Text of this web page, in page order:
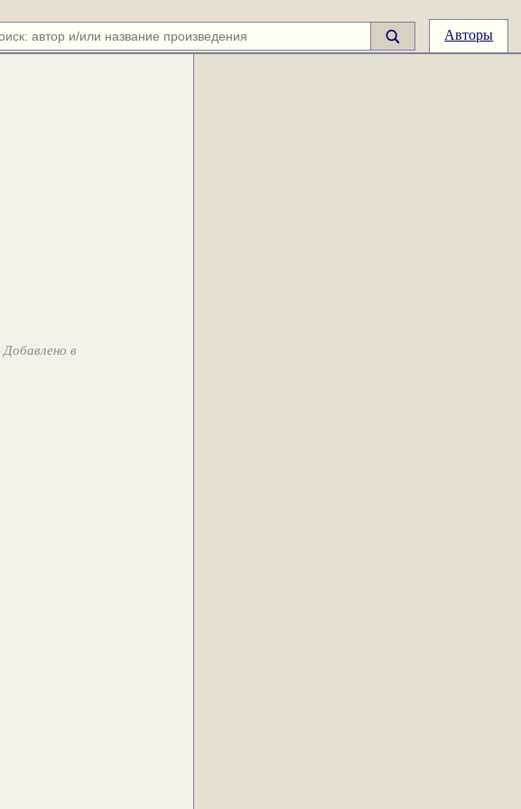
Авторы
Добавлено в